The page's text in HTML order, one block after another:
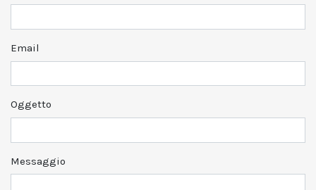
Email
Oggetto
Messaggio